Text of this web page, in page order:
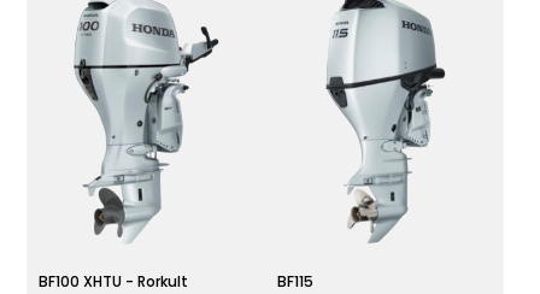
BF100 XHTU - Rorkult BF115